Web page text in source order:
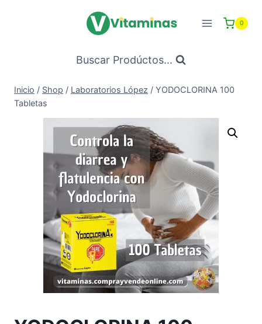
0
Buscar Prodúctos...
Inicio / Shop / Laboratorios López / YODOCLORINA 100
Tabletas